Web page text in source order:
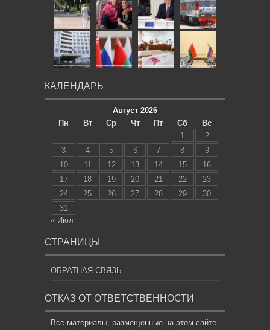
КАЛЕНДАРЬ
Август 2026
Пн
Вт Ср Чт Пт Сб
Вс
1
2
3
4 5 6 7 8
9
10
11 12 13 14 15
16
17
18 19 20 21 22
23
24
25 26 27 28 29
30
31
« Июл
СТРАНИЦЫ
ОБРАТНАЯ СВЯЗЬ
ОТКАЗ ОТ ОТВЕТСТВЕННОСТИ
Все материалы, размещенные на этом сайте,